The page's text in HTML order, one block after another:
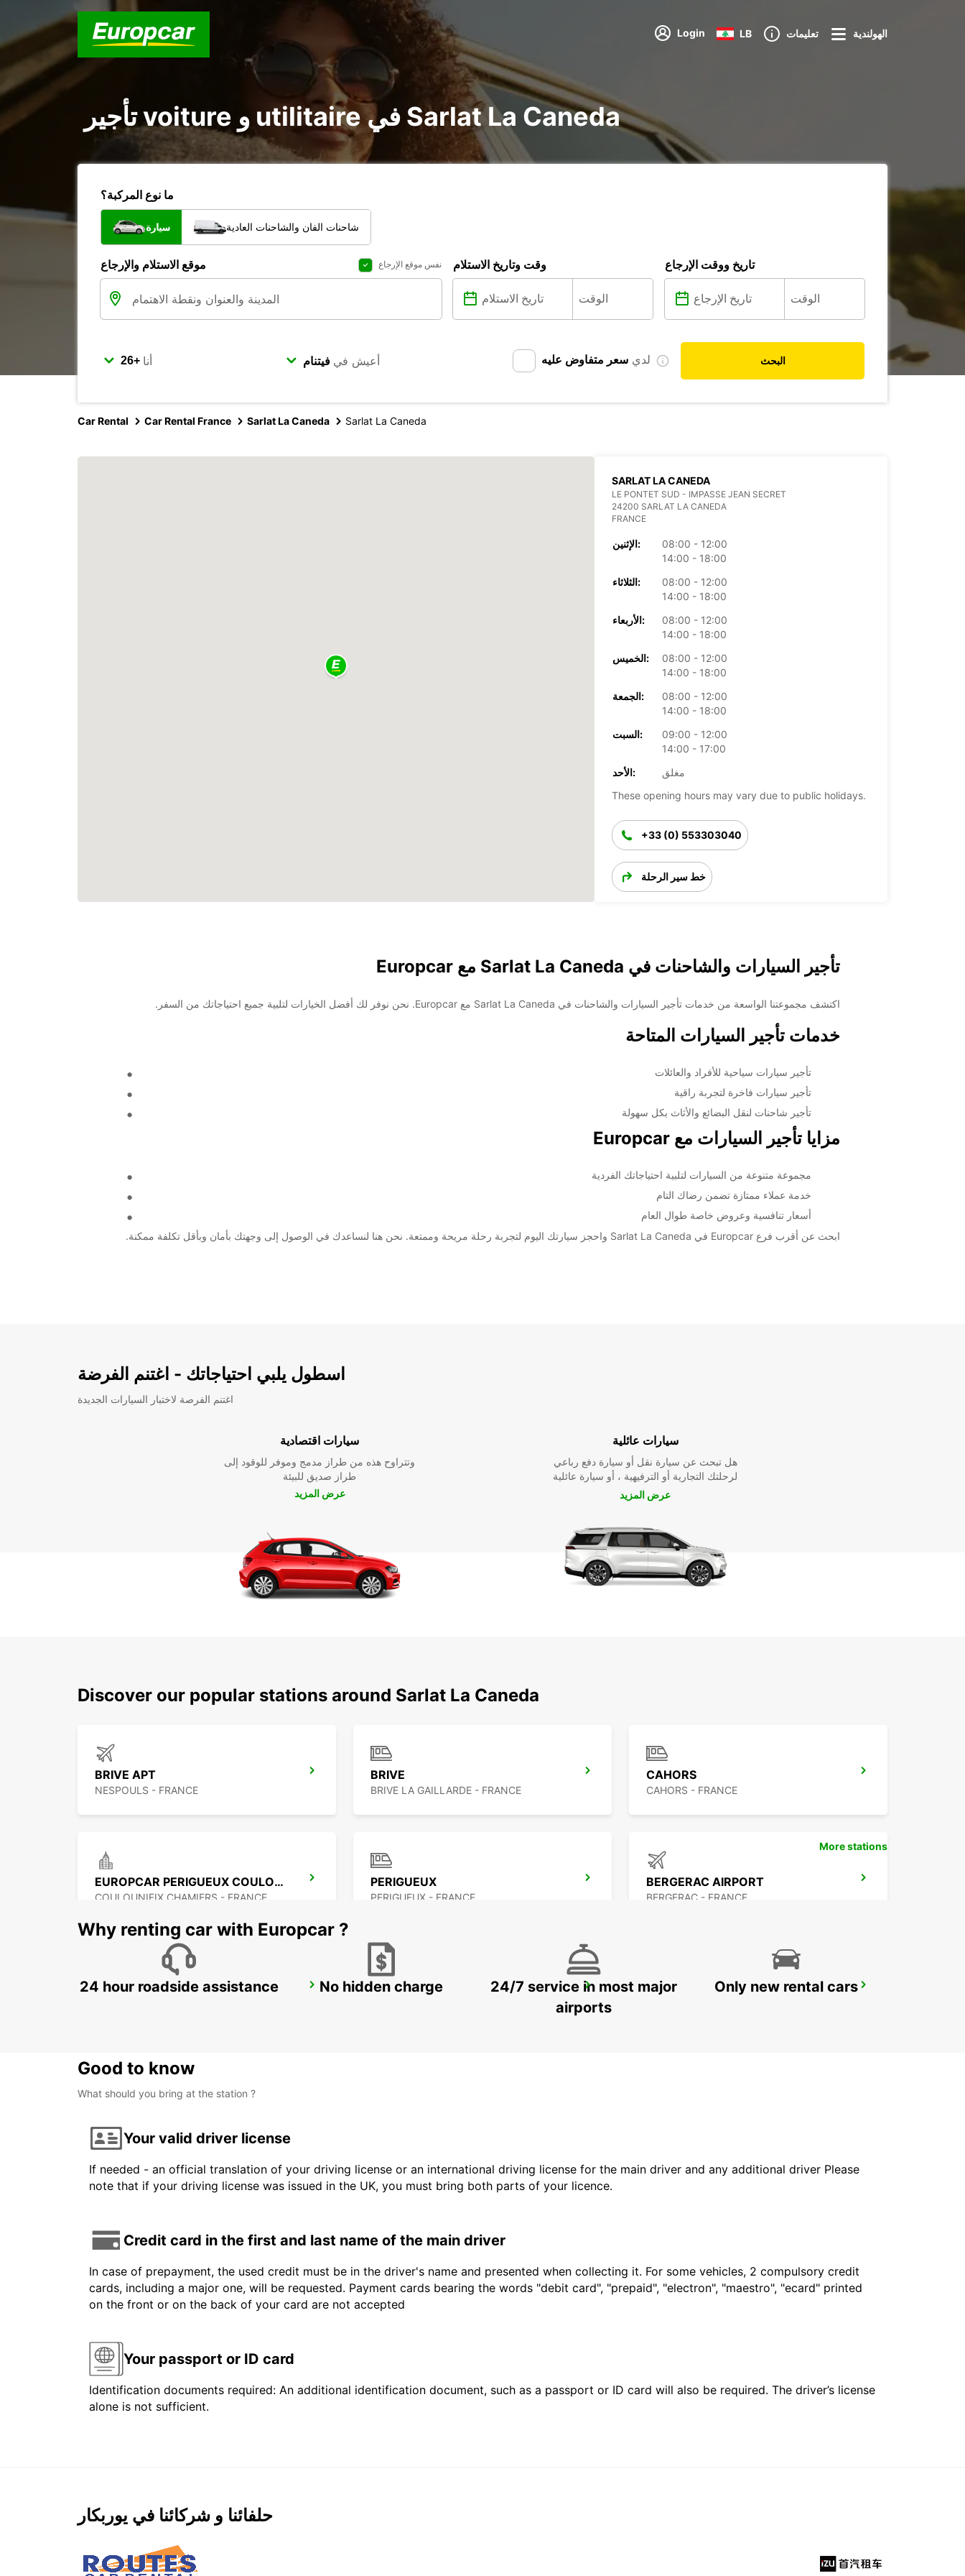
Login LB تعليمات الهولندية
تأجير voiture و utilitaire في Sarlat La Caneda
ما نوع المركبة؟
سيارة شاحنات الفان والشاحنات العادية
موقع الاستلام والإرجاع نفس موقع الإرجاع وقت وتاريخ الاستلام تاريخ ووقت الإرجاع
أنا أعيش في لدي سعر متفاوض عليه البحث
Car Rental Car Rental France Sarlat La Caneda Sarlat La Caneda
SARLAT LA CANEDA
LE PONTET SUD - IMPASSE JEAN SECRET
24200 SARLAT LA CANEDA
FRANCE
الإثنين:
08:00 - 12:00
14:00 - 18:00
الثلاثاء:
08:00 - 12:00
14:00 - 18:00
الأربعاء:
08:00 - 12:00
14:00 - 18:00
الخميس:
08:00 - 12:00
14:00 - 18:00
الجمعة:
08:00 - 12:00
14:00 - 18:00
السبت:
09:00 - 12:00
14:00 - 17:00
الأحد:
مغلق
These opening hours may vary due to public holidays.
+33 (0) 553303040
خط سير الرحلة
تأجير السيارات والشاحنات في Sarlat La Caneda مع Europcar
اكتشف مجموعتنا الواسعة من خدمات تأجير السيارات والشاحنات في Sarlat La Caneda مع Europcar. نحن نوفر لك أفضل الخيارات لتلبية جميع احتياجاتك من السفر.
خدمات تأجير السيارات المتاحة
تأجير سيارات سياحية للأفراد والعائلات
تأجير سيارات فاخرة لتجربة راقية
تأجير شاحنات لنقل البضائع والأثاث بكل سهولة
مزايا تأجير السيارات مع Europcar
مجموعة متنوعة من السيارات لتلبية احتياجاتك الفردية
خدمة عملاء ممتازة تضمن رضاك التام
أسعار تنافسية وعروض خاصة طوال العام
ابحث عن أقرب فرع Europcar في Sarlat La Caneda واحجز سيارتك اليوم لتجربة رحلة مريحة وممتعة. نحن هنا لنساعدك في الوصول إلى وجهتك بأمان وبأقل تكلفة ممكنة.
اسطول يلبي احتياجاتك - اغتنم الفرضة
اغتنم الفرصة لاختبار السيارات الجديدة
سيارات اقتصادية
وتتراوح هذه من طراز مدمج وموفر للوقود إلى
طراز صديق للبيئة
عرض المزيد
سيارات عائلية
هل تبحث عن سيارة نقل أو سيارة دفع رباعي
لرحلتك التجارية أو الترفيهية ، أو سيارة عائلية
عرض المزيد
Discover our popular stations around Sarlat La Caneda
BRIVE APT
NESPOULS - FRANCE
BRIVE
BRIVE LA GAILLARDE - FRANCE
CAHORS
CAHORS - FRANCE
EUROPCAR PERIGUEUX COULOUNIEIX
COULOUNIEIX CHAMIERS - FRANCE
PERIGUEUX
PERIGUEUX - FRANCE
BERGERAC AIRPORT
BERGERAC - FRANCE
BERGERAC FIGEAC AGEN GARE
More stations
Why renting car with Europcar ?
24 hour roadside assistance No hidden charge
24/7 service in most major
airports
Only new rental cars
Good to know
What should you bring at the station ?
Your valid driver license
If needed - an official translation of your driving license or an international driving license for the main driver and any additional driver Please
note that if your driving license was issued in the UK, you must bring both parts of your licence.
Credit card in the first and last name of the main driver
In case of prepayment, the used credit must be in the driver's name and presented when collecting it. For some vehicles, 2 compulsory credit
cards, including a major one, will be requested. Payment cards bearing the words "debit card", "prepaid", "electron", "maestro", "ecard" printed
on the front or on the back of your card are not accepted
Your passport or ID card
Identification documents required: An additional identification document, such as a passport or ID card will also be required. The driver’s license
alone is not sufficient.
حلفائنا و شركائنا في يوربكار